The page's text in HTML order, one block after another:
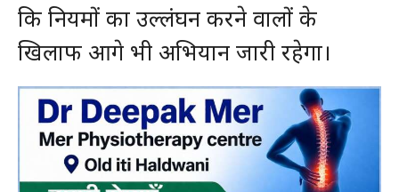
कि नियमों का उल्लंघन करने वालों के
खिलाफ आगे भी अभियान जारी रहेगा।